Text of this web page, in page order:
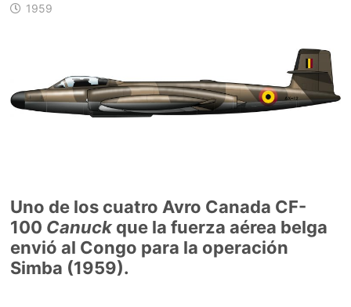
1959
Uno de los cuatro Avro Canada CF-
100 Canuckque la fuerza aérea belga
envió al Congo para la operación
Simba (1959).